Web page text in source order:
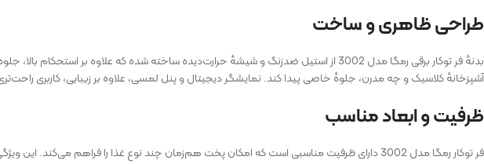
طراحی ظاهری و ساخت
بدنهٔ فر توکار برقی رمگا مدل 3002 از استیل ضدزنگ و شیشهٔ حرارت‌دیده ساخته شده که
آشپزخانهٔ کلاسیک و چه مدرن، جلوهٔ خاصی پیدا کند. نمایشگر دیجیتال و پنل لمسی، علاوه بر زیبایی، کاربری
ظرفیت و ابعاد مناسب
فر توکار رمگا مدل 3002 دارای ظرفیت مناسبی است که امکان پخت هم‌زمان چند نوع غذا را فراهم می‌کند. این ویژگی برای خانواده‌های پرجمعیت یا افرادی که مهمانی‌های متعدد برگزار می‌کنند بسیار کاربردی است.